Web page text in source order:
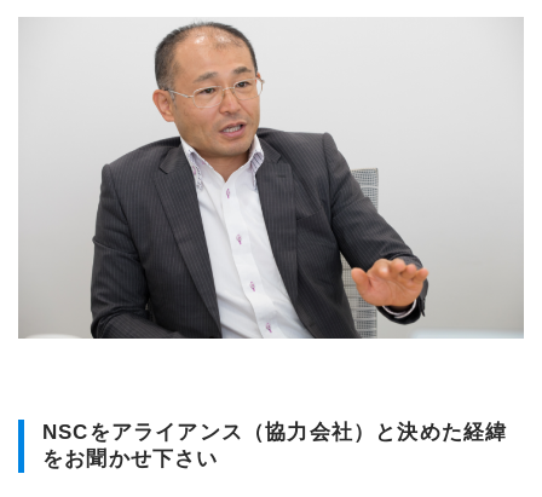
NSCをアライアンス（協力会社）と決めた経緯
をお聞かせ下さい